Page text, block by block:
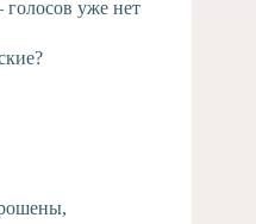
уже нет